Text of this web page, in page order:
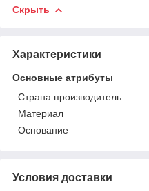
Скрыть
Характеристики
Основные атрибуты
Страна производитель
Материал
Основание
Условия доставки